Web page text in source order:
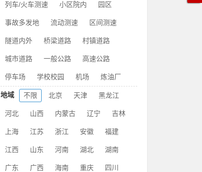
列车/火车测速 小区院内 园区
事故多发地 流动测速 区间测速
隧道内外 桥梁道路 村镇道路
城市道路 一般公路 高速公路
停车场 学校校园 机场 炼油厂
地域 不限 北京 天津 黑龙江
河北 山西 内蒙古 辽宁 吉林
上海 江苏 浙江 安徽 福建
江西 山东 河南 湖北 湖南
广东 广西 海南 重庆 四川